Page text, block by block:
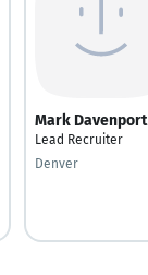
Mark Davenport
Lead Recruiter
Denver